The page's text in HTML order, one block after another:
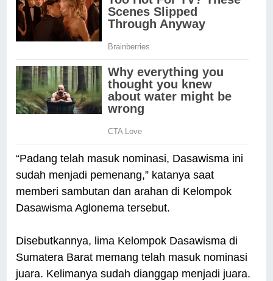
“Padang telah masuk nominasi, Dasawisma ini
sudah menjadi pemenang,” katanya saat
memberi sambutan dan arahan di Kelompok
Dasawisma Aglonema tersebut.
Disebutkannya, lima Kelompok Dasawisma di
Sumatera Barat memang telah masuk nominasi
juara. Kelimanya sudah dianggap menjadi juara.